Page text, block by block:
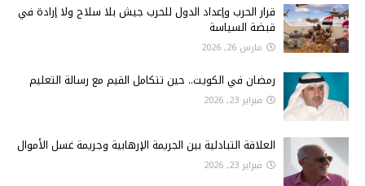
قرار الحرب وإعداد الدول للحرب جيش بلا سلاح ولا إرادة في
قبضة السياسة
مارس 26, 2026
رمضان في الكويت.. حين تتكامل القيم مع رسالة التعليم
فبراير 23, 2026
العلاقة التبادلية بين الجريمة الإرهابية وجريمة غسل الأموال
فبراير 23, 2026